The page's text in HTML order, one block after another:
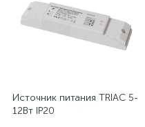
Источник питания TRIAC 5-
12Вт IP20